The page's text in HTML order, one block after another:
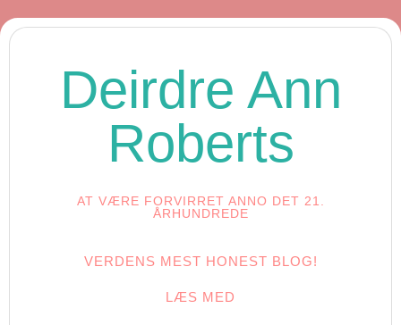
Deirdre Ann
Roberts
AT VÆRE FORVIRRET ANNO DET 21.
ÅRHUNDREDE
VERDENS MEST HONEST BLOG!
LÆS MED